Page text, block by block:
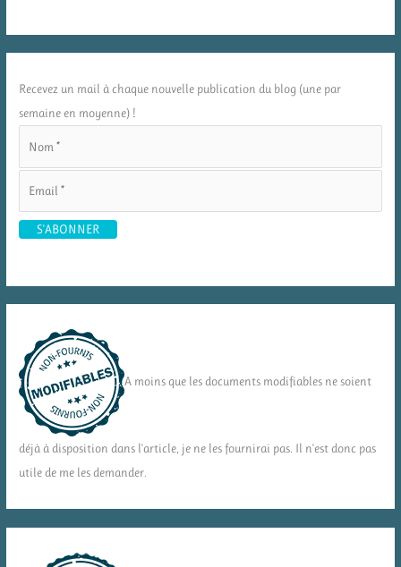
Recevez un mail à chaque nouvelle publication du blog (une par
semaine en moyenne) !
A moins que les documents modifiables ne soient
déjà à disposition dans l'article, je ne les fournirai pas. Il n'est donc pas
utile de me les demander.